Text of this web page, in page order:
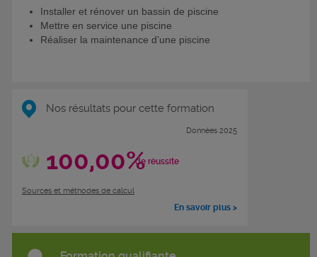
Installer et rénover un bassin de piscine
Mettre en service une piscine
Réaliser la maintenance d’une piscine
Nos résultats pour cette formation
Données 2025
100,00%de réussite
Sources et méthodes de calcul
En savoir plus >